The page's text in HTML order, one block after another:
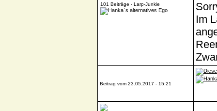
101 Beiträge - Larp-Junkie
Im
Beitrag vom 23.05.2017 - 15:21